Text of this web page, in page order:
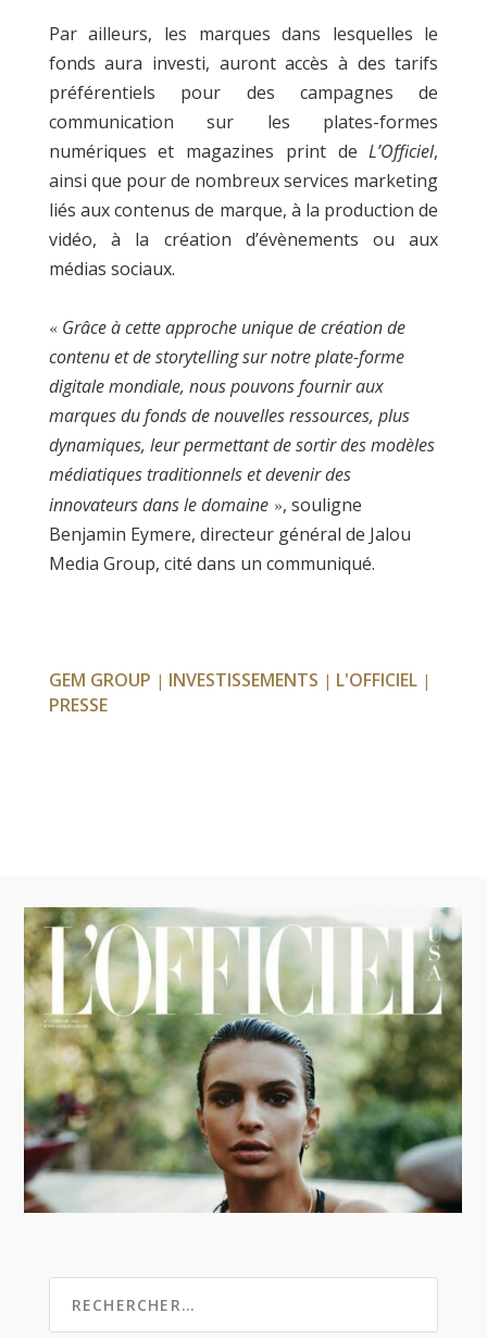
Par ailleurs, les marques dans lesquelles le
fonds aura investi, auront accès à des tarifs
préférentiels pour des campagnes de
communication sur les plates-formes
numériques et magazines print deL’Officiel,
ainsi que pour de nombreux services marketing
liés aux contenus de marque, à la production de
vidéo, à la création d’évènements ou aux
médias sociaux.
« Grâce à cette approche unique de création de
contenu et de storytelling sur notre plate-forme
digitale mondiale, nous pouvons fournir aux
marques du fonds de nouvelles ressources, plus
dynamiques, leur permettant de sortir des modèles
médiatiques traditionnels et devenir des
innovateurs dans le domaine», souligne
Benjamin Eymere, directeur général de Jalou
Media Group, cité dans un communiqué.
GEM GROUP | INVESTISSEMENTS | L'OFFICIEL|
PRESSE